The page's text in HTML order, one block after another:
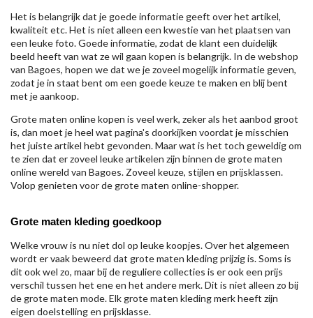
Het is belangrijk dat je goede informatie geeft over het artikel,
kwaliteit etc. Het is niet alleen een kwestie van het plaatsen van
een leuke foto. Goede informatie, zodat de klant een duidelijk
beeld heeft van wat ze wil gaan kopen is belangrijk. In de webshop
van Bagoes, hopen we dat we je zoveel mogelijk informatie geven,
zodat je in staat bent om een goede keuze te maken en blij bent
met je aankoop.
Grote maten online kopen is veel werk, zeker als het aanbod groot
is, dan moet je heel wat pagina's doorkijken voordat je misschien
het juiste artikel hebt gevonden. Maar wat is het toch geweldig om
te zien dat er zoveel leuke artikelen zijn binnen de grote maten
online wereld van Bagoes. Zoveel keuze, stijlen en prijsklassen.
Volop genieten voor de grote maten online-shopper.
Grote maten kleding goedkoop
Welke vrouw is nu niet dol op leuke koopjes. Over het algemeen
wordt er vaak beweerd dat grote maten kleding prijzig is. Soms is
dit ook wel zo, maar bij de reguliere collecties is er ook een prijs
verschil tussen het ene en het andere merk. Dit is niet alleen zo bij
de grote maten mode. Elk grote maten kleding merk heeft zijn
eigen doelstelling en prijsklasse.